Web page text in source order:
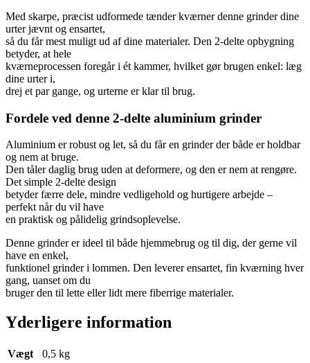
Med skarpe, præcist udformede tænder kværner denne grinder dine
urter jævnt og ensartet,
så du får mest muligt ud af dine materialer. Den 2-delte opbygning
betyder, at hele
kværneprocessen foregår i ét kammer, hvilket gør brugen enkel: læg
dine urter i,
drej et par gange, og urterne er klar til brug.
Fordele ved denne 2-delte aluminium grinder
Aluminium er robust og let, så du får en grinder der både er holdbar
og nem at bruge.
Den tåler daglig brug uden at deformere, og den er nem at rengøre.
Det simple 2-delte design
betyder færre dele, mindre vedligehold og hurtigere arbejde –
perfekt når du vil have
en praktisk og pålidelig grindsoplevelse.
Denne grinder er ideel til både hjemmebrug og til dig, der gerne vil
have en enkel,
funktionel grinder i lommen. Den leverer ensartet, fin kværning hver
gang, uanset om du
bruger den til lette eller lidt mere fiberrige materialer.
Yderligere information
Vægt 0,5 kg